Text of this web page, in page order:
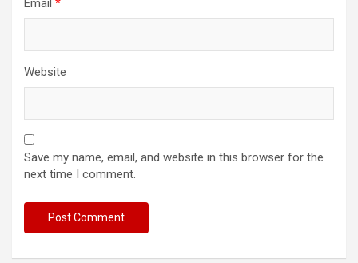
Email *
Website
Save my name, email, and website in this browser for the
next time I comment.